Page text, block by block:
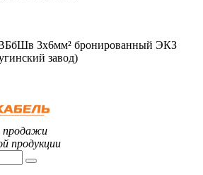
3x6мм² бронированный ЭКЗ
завод)
продажи
продукции